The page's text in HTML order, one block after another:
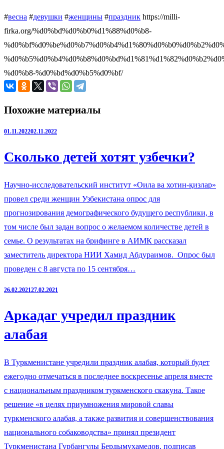
#весна #девушки #женщины #праздник https://milli-
firka.org/%d0%bd%d0%b0%d1%88%d0%b8-
%d0%b8-%d0%bd%d0%b5%d0%bf/
Похожие материалы
01.11.202202.11.2022
Сколько детей хотят узбечки?
Научно-исследовательский институт «Оила ва хотин-қизлар»
провел среди женщин Узбекистана опрос для
прогнозирования демографического будущего республики, в
том числе был задан вопрос о желаемом количестве детей в
семье. О результатах на брифинге в АИМК рассказал
заместитель директора НИИ Хамид Абдураимов. Опрос был
проведен с 8 августа по 15 сентября…
26.02.202127.02.2021
Аркадаг учредил праздник
алабая
В Туркменистане учредили праздник алабая, который будет
ежегодно отмечаться в последнее воскресенье апреля вместе
с национальным праздником туркменского скакуна. Такое
решение «в целях приумножения мировой славы
туркменского алабая, а также развития и совершенствования
национального собаководства» принял президент
Туркменистана Гурбангулы Бердымухамедов, подписав